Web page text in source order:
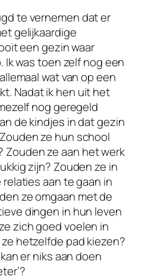
te vernemen dat er
gelijkaardige
een gezin waar
Ik was toen zelf nog een
wat van op een
Nadat ik hen uit het
nog geregeld
de kindjes in dat gezin
ze hun school
Zouden ze aan het werk
zijn? Zouden ze in
aan te gaan in
ze omgaan met de
dingen in hun leven
zich goed voelen in
hetzelfde pad kiezen?
er niks aan doen